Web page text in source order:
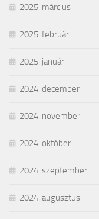
2025. március
2025. február
2025. január
2024. december
2024. november
2024. október
2024. szeptember
2024. augusztus